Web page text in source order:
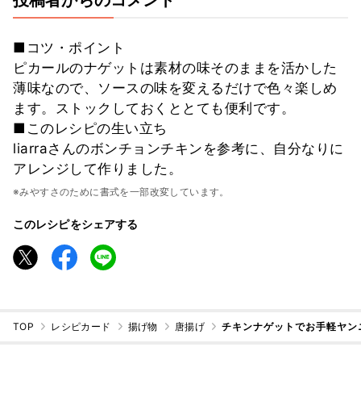
■コツ・ポイント
ピカールのナゲットは素材の味そのままを活かした
薄味なので、ソースの味を変えるだけで色々楽しめ
ます。ストックしておくととても便利です。
■このレシピの生い立ち
liarraさんのボンチョンチキンを参考に、自分なりに
アレンジして作りました。
※みやすさのために書式を一部改変しています。
このレシピをシェアする
TOP レシピカード 揚げ物 唐揚げ チキンナゲットでお手軽ヤン